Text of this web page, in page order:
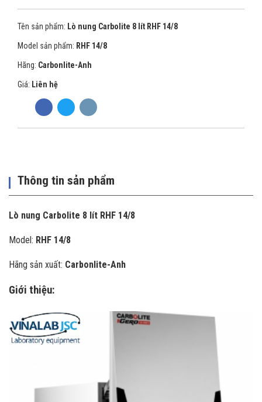
Tên sản phẩm: Lò nung Carbolite 8 lít RHF 14/8
Model sản phẩm: RHF 14/8
Hãng: Carbonlite-Anh
Giá: Liên hệ
Thông tin sản phẩm
Lò nung Carbolite 8 lít RHF 14/8
Model: RHF 14/8
Hãng sản xuất: Carbonlite-Anh
Giới thiệu: